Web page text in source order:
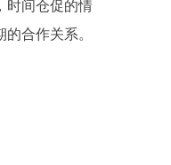
时间仓促的情
合作关系。